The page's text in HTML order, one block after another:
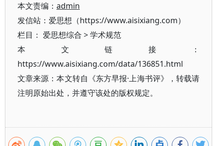
本文责编： admin
发信站：爱思想（https://www.aisixiang.com）
栏目： 爱思想综合 >学术规范
本文链接：
https://www.aisixiang.com/data/136851.html
文章来源：本文转自《东方早报·上海书评》，转载请
注明原始出处，并遵守该处的版权规定。